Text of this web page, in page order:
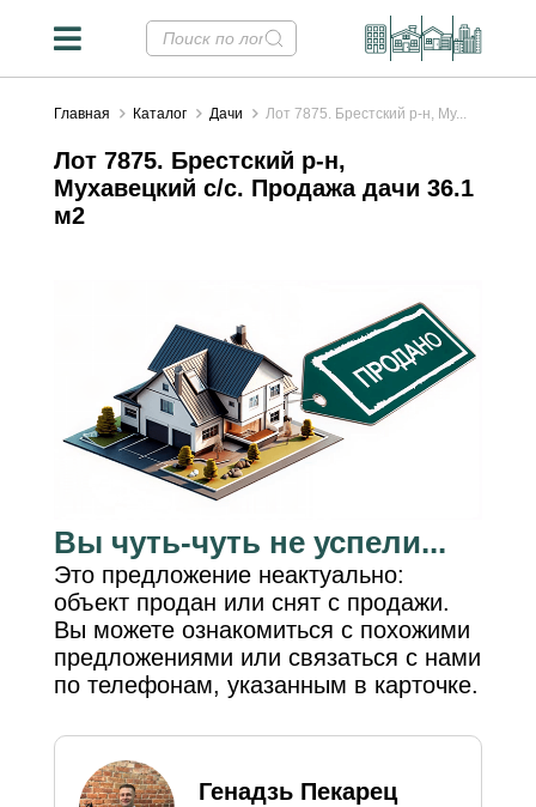
Главная Каталог Дачи Лот 7875. Брестский р-н, Му...
Лот 7875. Брестский р-н,
Мухавецкий с/с. Продажа дачи 36.1
м2
Вы чуть-чуть не успели...
Это предложение неактуально:
объект продан или снят с продажи.
Вы можете ознакомиться с похожими
предложениями или связаться с нами
по телефонам, указанным в карточке.
Генадзь Пекарец